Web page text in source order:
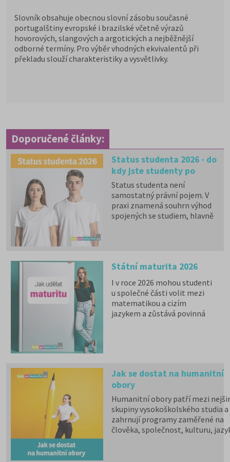
Slovník obsahuje obecnou slovní zásobu současné
portugalštiny evropské i brazilské včetně výrazů
hovorových, slangových a argotických a nejběžnější
odborné termíny. Pro výběr vhodných ekvivalentů při
překladu slouží charakteristiky a vysvětlivky.
Doporučené články:
Status studenta 2026 - do
kdy jste studenty po
maturitě?
Status studenta není
samostatný právní pojem. V
praxi znamená souhrn výhod
spojených se studiem, hlavně
zdravotní pojištění hrazené
Státní maturita 2026
I v roce 2026 mohou studenti
u společné části volit mezi
matematikou a cizím
jazykem a zůstává povinná
Jak se dostat na humanitní
obory
Humanitní obory patří mezi
skupiny vysokoškolského studia a
zahrnují programy zaměřené na
člověka, společnost, kulturu,
vzdělávání i komunikaci.